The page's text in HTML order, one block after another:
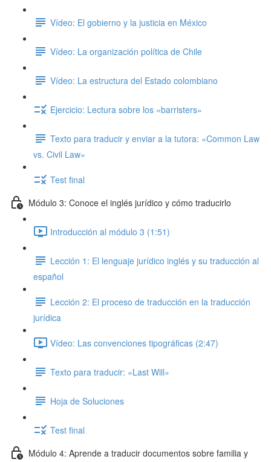
Vídeo: El gobierno y la justicia en México
Vídeo: La organización política de Chile
Vídeo: La estructura del Estado colombiano
Ejercicio: Lectura sobre los «barristers»
Texto para traducir y enviar a la tutora: «Common Law
vs. Civil Law»
Test final
Módulo 3: Conoce el inglés jurídico y cómo traducirlo
Introducción al módulo 3 (1:51)
Lección 1: El lenguaje jurídico inglés y su traducción al
español
Lección 2: El proceso de traducción en la traducción
jurídica
Vídeo: Las convenciones tipográficas (2:47)
Texto para traducir: «Last Will»
Hoja de Soluciones
Test final
Módulo 4: Aprende a traducir documentos sobre familia y